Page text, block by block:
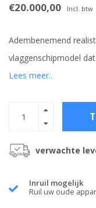
€20.000,00 Incl. btw
Adembenemend
vlaggenschipmodel
Lees meer..
verwachte
Inruil mogelijk
Ruil uw oude